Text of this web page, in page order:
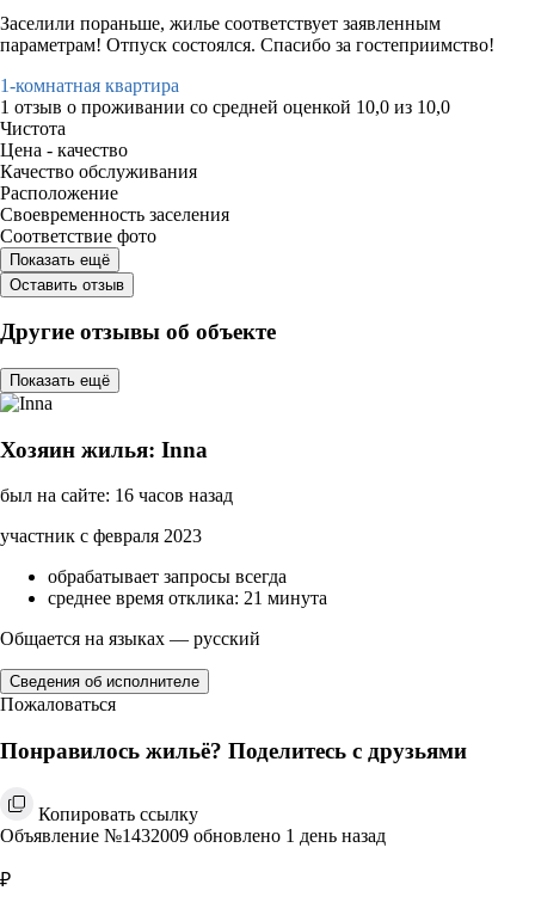
Заселили пораньше, жилье соответствует заявленным
параметрам! Отпуск состоялся. Спасибо за гостеприимство!
1-комнатная квартира
1 отзыв о проживании со средней оценкой 10,0 из 10,0
Чистота
Цена - качество
Качество обслуживания
Расположение
Своевременность заселения
Соответствие фото
Показать ещё
Оставить отзыв
Другие отзывы об объекте
Показать ещё
Хозяин жилья: Inna
был на сайте: 16 часов назад
участник с февраля 2023
обрабатывает запросы всегда
среднее время отклика: 21 минута
Общается на языках — русский
Сведения об исполнителе
Пожаловаться
Понравилось жильё? Поделитесь с друзьями
Копировать ссылку
Объявление №1432009 обновлено 1 день назад
₽